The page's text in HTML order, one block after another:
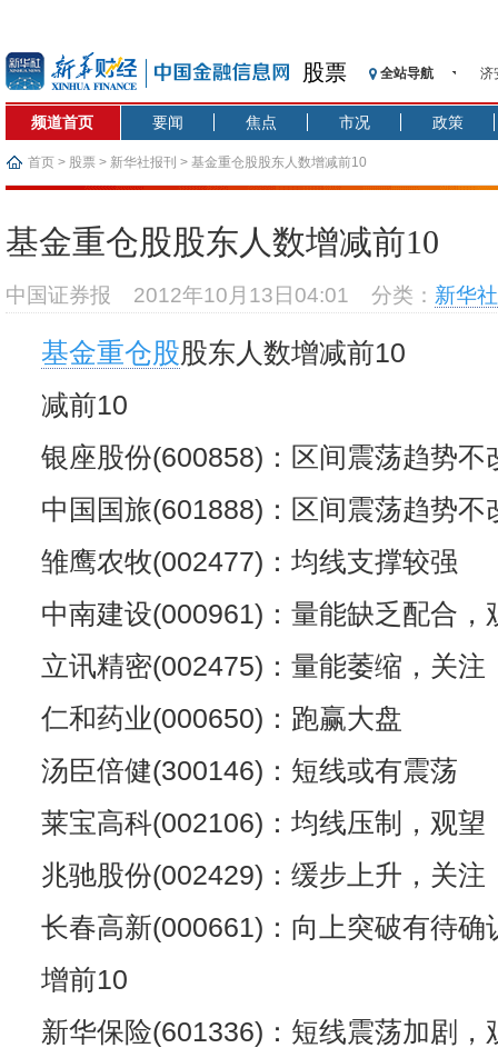
股票 全站导航
济
【
济
基
频道首页 要闻 焦点 市况 政策
首页 > 股票 > 新华社报刊 > 基金重仓股股东人数增减前10
基金重仓股股东人数增减前10
中国证券报 2012年10月13日04:01 分类： 新华
基金重仓股股东人数增减前10
减前10
银座股份(600858)：区间震荡趋势不
中国国旅(601888)：区间震荡趋势不
雏鹰农牧(002477)：均线支撑较强
中南建设(000961)：量能缺乏配合，
立讯精密(002475)：量能萎缩，关注
仁和药业(000650)：跑赢大盘
汤臣倍健(300146)：短线或有震荡
莱宝高科(002106)：均线压制，观望
兆驰股份(002429)：缓步上升，关注
长春高新(000661)：向上突破有待确
增前10
新华保险(601336)：短线震荡加剧，